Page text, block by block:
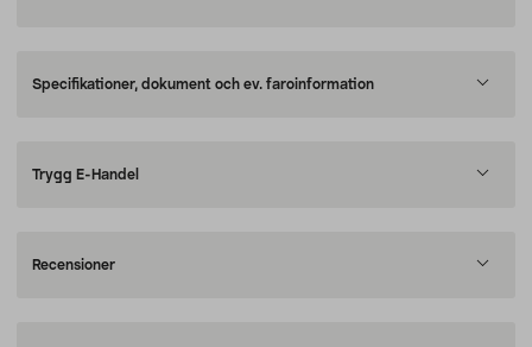
Specifikationer, dokument och ev. faroinformation
Trygg E-Handel
Recensioner